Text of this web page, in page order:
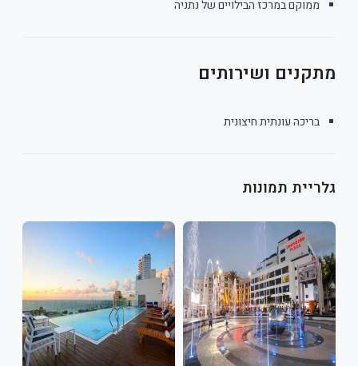
ממוקם במרכז הבילויים של נתניה
מתקנים ושירותים
בריכה עונתית חיצונית
גלריית תמונות